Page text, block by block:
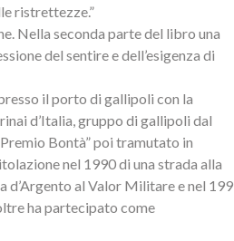
ristrettezze.”
Nella seconda parte del libro una
del sentire e dell’esigenza di
il porto di gallipoli con la
d’Italia, gruppo di gallipoli dal
Bontà” poi tramutato in
nel 1990 di una strada alla
d’Argento al Valor Militare e nel
ha partecipato come